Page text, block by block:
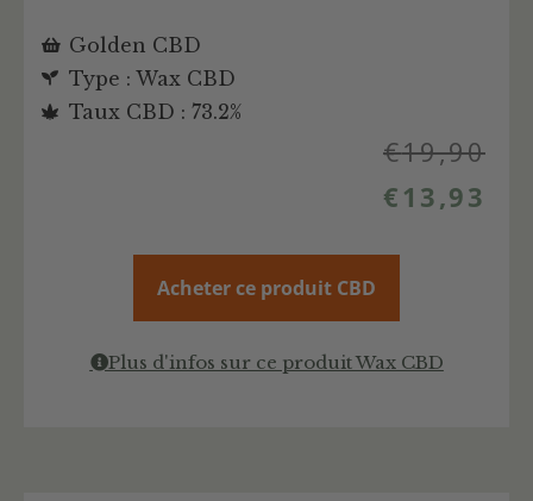
Golden CBD
Type : Wax CBD
Taux CBD : 73.2%
€19,90
€ 13,93
Acheter ce produit CBD
Plus d'infos sur ce produit Wax CBD